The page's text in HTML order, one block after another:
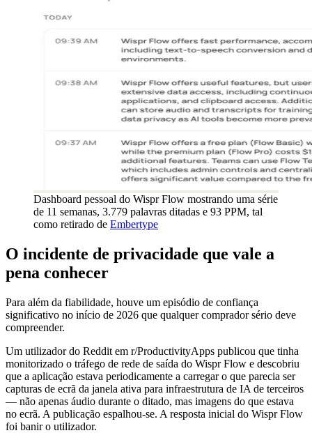
Dashboard pessoal do Wispr Flow mostrando uma série
de 11 semanas, 3.779 palavras ditadas e 93 PPM, tal
como retirado de Embertype
O incidente de privacidade que vale a
pena conhecer
Para além da fiabilidade, houve um episódio de confiança
significativo no início de 2026 que qualquer comprador sério deve
compreender.
Um utilizador do Reddit em r/ProductivityApps publicou que tinha
monitorizado o tráfego de rede de saída do Wispr Flow e descobriu
que a aplicação estava periodicamente a carregar o que parecia ser
capturas de ecrã da janela ativa para infraestrutura de IA de terceiros
— não apenas áudio durante o ditado, mas imagens do que estava
no ecrã. A publicação espalhou-se. A resposta inicial do Wispr Flow
foi banir o utilizador.